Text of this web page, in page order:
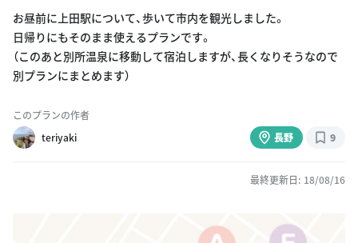
お昼前に上田駅について、歩いて市内を観光しました。
日帰りにもそのまま使えるプランです。
（このあと別所温泉に移動して宿泊しますが、長くなりそうなので
別プランにまとめます）
このプランの作者
teriyaki
長野 9
最終更新日: 18/08/16